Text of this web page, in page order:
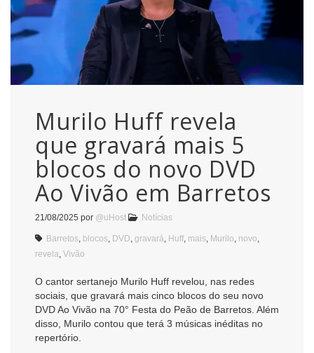
Murilo Huff revela
que gravará mais 5
blocos do novo DVD
Ao Vivão em Barretos
21/08/2025 por @uHost Notícias
Barretos blocos DVD gravará Huff mais Murilo novo
revela Vivão
O cantor sertanejo Murilo Huff revelou, nas redes
sociais, que gravará mais cinco blocos do seu novo
DVD Ao Vivão na 70° Festa do Peão de Barretos. Além
disso, Murilo contou que terá 3 músicas inéditas no
repertório.